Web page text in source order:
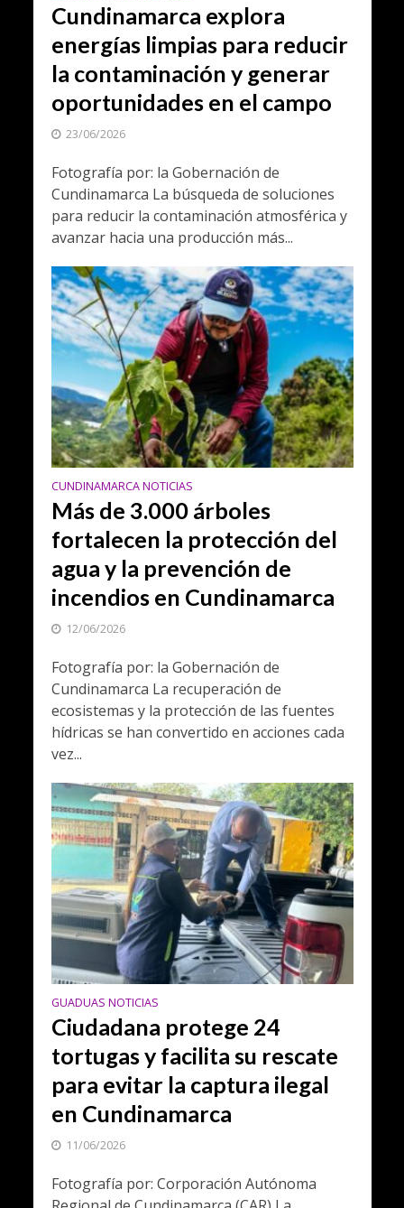
Cundinamarca explora
energías limpias para reducir
la contaminación y generar
oportunidades en el campo
23/06/2026
Fotografía por: la Gobernación de
Cundinamarca La búsqueda de soluciones
para reducir la contaminación atmosférica y
avanzar hacia una producción más...
CUNDINAMARCA NOTICIAS
Más de 3.000 árboles
fortalecen la protección del
agua y la prevención de
incendios en Cundinamarca
12/06/2026
Fotografía por: la Gobernación de
Cundinamarca La recuperación de
ecosistemas y la protección de las fuentes
hídricas se han convertido en acciones cada
vez...
GUADUAS NOTICIAS
Ciudadana protege 24
tortugas y facilita su rescate
para evitar la captura ilegal
en Cundinamarca
11/06/2026
Fotografía por: Corporación Autónoma